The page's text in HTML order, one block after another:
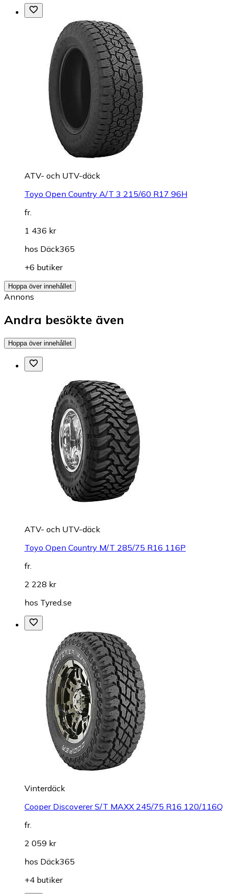
ATV- och UTV-däck
Toyo Open Country A/T 3 215/60 R17 96H
fr.
1 436 kr
hos Däck365
+6 butiker
Hoppa över innehållet
Annons
Andra besökte även
Hoppa över innehållet
ATV- och UTV-däck
Toyo Open Country M/T 285/75 R16 116P
fr.
2 228 kr
hos Tyred.se
Vinterdäck
Cooper Discoverer S/T MAXX 245/75 R16 120/116Q
fr.
2 059 kr
hos Däck365
+4 butiker